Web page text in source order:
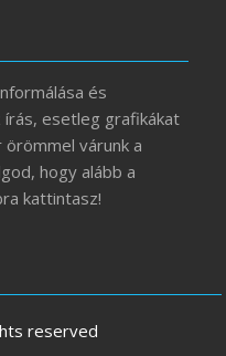
és
esetleg grafikákat
várunk a
hogy alább a
kattintasz!
reserved